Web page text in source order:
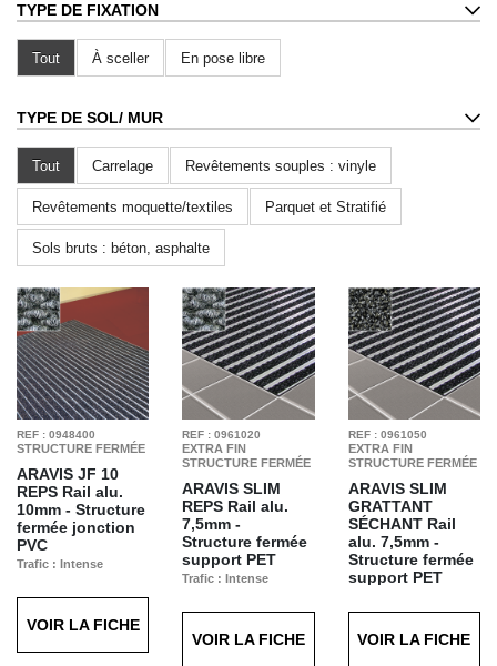
TYPE DE FIXATION
Tout À sceller En pose libre
TYPE DE SOL/ MUR
Tout Carrelage Revêtements souples : vinyle
Revêtements moquette/textiles Parquet et Stratifié
Sols bruts : béton, asphalte
REF : 0948400
STRUCTURE FERMÉE
ARAVIS JF 10
REPS Rail alu.
10mm - Structure
fermée jonction
PVC
Trafic : Intense
Anthracite T11
VOIR LA FICHE
REF : 0961020
EXTRA FIN
STRUCTURE FERMÉE
ARAVIS SLIM
REPS Rail alu.
7,5mm -
Structure fermée
support PET
Trafic : Intense
Anthracite T11
VOIR LA FICHE
REF : 0961050
EXTRA FIN
STRUCTURE FERMÉE
ARAVIS SLIM
GRATTANT
SÉCHANTRail
alu. 7,5mm -
Structure fermée
support PET
Finition : Grattant
Séchant Anthracite
VOIR LA FICHE